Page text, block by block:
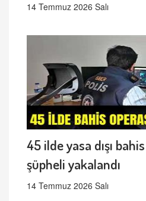
14 Temmuz 2026 Salı
45 ilde yasa dışı
şüpheli yakalandı
14 Temmuz 2026 Salı